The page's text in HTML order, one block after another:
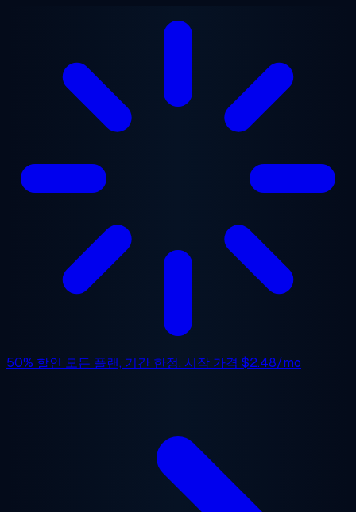
50% 할인 모든 플랜, 기간 한정. 시작 가격 $2.48/mo